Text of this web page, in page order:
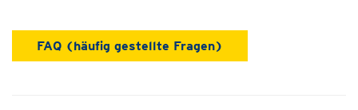
FAQ (häufig gestellte Fragen)